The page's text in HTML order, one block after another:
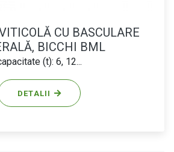
CU BASCULARE
BICCHI BML
(t): 6, 12...
DETALII